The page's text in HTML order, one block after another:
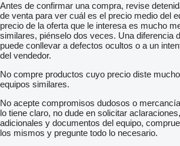
Antes de confirmar una compra, revise
de venta para ver cuál es el precio medio del
precio de la oferta que le interesa es mucho
similares, piénselo dos veces. Una diferencia
puede conllevar a defectos ocultos o a un
del vendedor.
No compre productos cuyo precio diste
equipos similares.
No acepte compromisos dudosos o
lo tiene claro, no dude en solicitar
adicionales y documentos del equipo,
los mismos y pregunte todo lo necesario.